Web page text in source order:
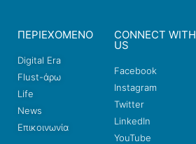
ΠΕΡΙΕΧΟΜΕΝΟ
Digital Era
Flust-άρω
Life
News
Επικοινωνία
CONNECT WITH
US
Facebook
Instagram
Twitter
LinkedIn
YouTube